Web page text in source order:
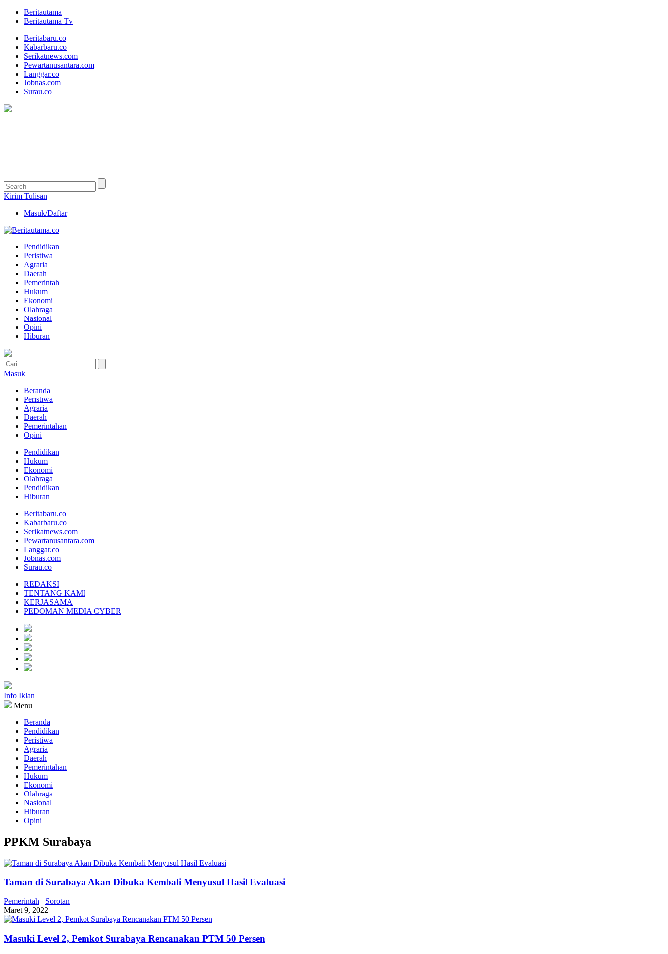
Beritautama
Beritautama Tv
Beritabaru.co
Kabarbaru.co
Serikatnews.com
Pewartanusantara.com
Langgar.co
Jobnas.com
Surau.co
Kirim Tulisan
Masuk/Daftar
Pendidikan
Peristiwa
Agraria
Daerah
Pemerintah
Hukum
Ekonomi
Olahraga
Nasional
Opini
Hiburan
Masuk
Beranda
Peristiwa
Agraria
Daerah
Pemerintahan
Opini
Pendidikan
Hukum
Ekonomi
Olahraga
Pendidikan
Hiburan
Beritabaru.co
Kabarbaru.co
Serikatnews.com
Pewartanusantara.com
Langgar.co
Jobnas.com
Surau.co
REDAKSI
TENTANG KAMI
KERJASAMA
PEDOMAN MEDIA CYBER
Info Iklan
Menu
Beranda
Pendidikan
Peristiwa
Agraria
Daerah
Pemerintahan
Hukum
Ekonomi
Olahraga
Nasional
Hiburan
Opini
PPKM Surabaya
Taman di Surabaya Akan Dibuka Kembali Menyusul Hasil Evaluasi
Pemerintah
Sorotan
Maret 9, 2022
Masuki Level 2, Pemkot Surabaya Rencanakan PTM 50 Persen